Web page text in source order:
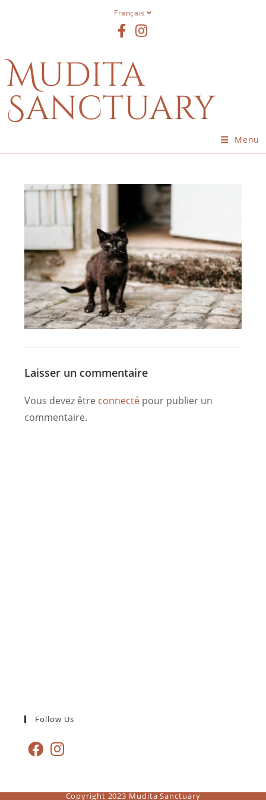
Français
Mudita
Sanctuary
Menu
Laisser un commentaire
Vous devez être connecté pour publier un
commentaire.
Follow Us
Copyright 2023 Mudita Sanctuary